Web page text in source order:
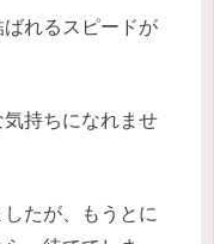
れるスピードが
持ちになれませ
たが、もうとに